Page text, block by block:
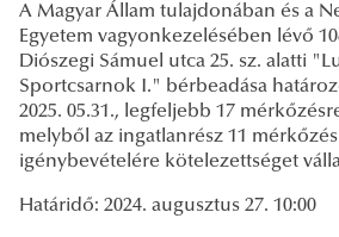
A Magyar Állam tulajdonában és a
Egyetem vagyonkezelésében lévő
Diószegi Sámuel utca 25. sz. alatti
Sportcsarnok I." bérbeadása
2025. 05.31., legfeljebb 17
melyből az ingatlanrész 11
igénybevételére kötelezettséget
Határidő: 2024. augusztus 27. 10:00